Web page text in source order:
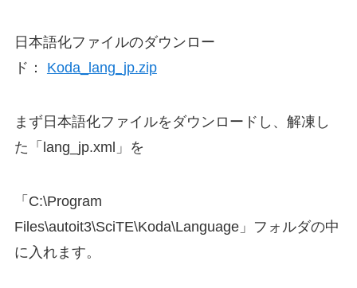
日本語化ファイルのダウンロー
ド： Koda_lang_jp.zip
まず日本語化ファイルをダウンロードし、解凍し
た「lang_jp.xml」を
「C:\Program
Files\autoit3\SciTE\Koda\Language」フォルダの中
に入れます。